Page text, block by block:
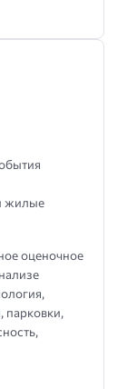
жилые
оценочное
парковки,